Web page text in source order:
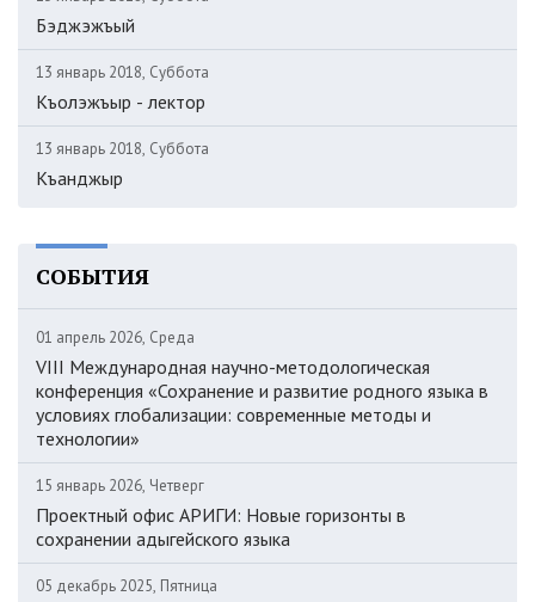
Бэджэжъый
13 январь 2018, Суббота
Къолэжъыр - лектор
13 январь 2018, Суббота
Къанджыр
СОБЫТИЯ
01 апрель 2026, Среда
VIII Международная научно-методологическая
конференция «Сохранение и развитие родного языка в
условиях глобализации: современные методы и
технологии»
15 январь 2026, Четверг
Проектный офис АРИГИ: Новые горизонты в
сохранении адыгейского языка
05 декабрь 2025, Пятница